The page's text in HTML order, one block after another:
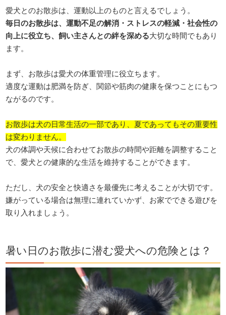
愛犬とのお散歩は、運動以上のものと言えるでしょう。
毎日のお散歩は、運動不足の解消・ストレスの軽減・社会性の
向上に役立ち、飼い主さんとの絆を深める大切な時間でもあり
ます。
まず、お散歩は愛犬の体重管理に役立ちます。
適度な運動は肥満を防ぎ、関節や筋肉の健康を保つことにもつ
ながるのです。
お散歩は犬の日常生活の一部であり、夏であってもその重要性
は変わりません。
犬の体調や天候に合わせてお散歩の時間や距離を調整すること
で、愛犬との健康的な生活を維持することができます。
ただし、犬の安全と快適さを最優先に考えることが大切です。
嫌がっている場合は無理に連れていかず、お家でできる遊びを
取り入れましょう。
暑い日のお散歩に潜む愛犬への危険とは？